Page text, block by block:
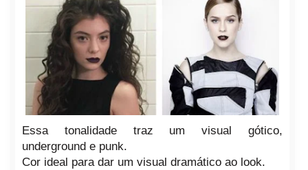
Essa tonalidade traz um visual gótico,
underground e punk.
Cor ideal para dar um visual dramático ao look.